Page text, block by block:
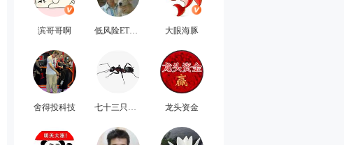
滨哥哥啊 低风险ETF可转债 大眼海豚
舍得投科技 七十三只蚂蚁 龙头资金